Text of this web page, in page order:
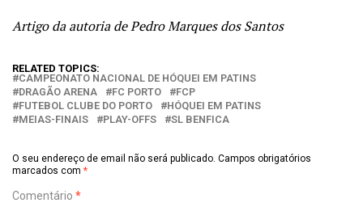
Artigo da autoria de Pedro Marques dos Santos
RELATED TOPICS:
CAMPEONATO NACIONAL DE HÓQUEI EM PATINS
DRAGÃO ARENA
FC PORTO
FCP
FUTEBOL CLUBE DO PORTO
HÓQUEI EM PATINS
MEIAS-FINAIS
PLAY-OFFS SL BENFICA
O seu endereço de email não será publicado. Campos obrigatórios
marcados com *
Comentário *